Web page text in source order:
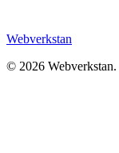
Webverkstan
© 2026 Webverkstan.